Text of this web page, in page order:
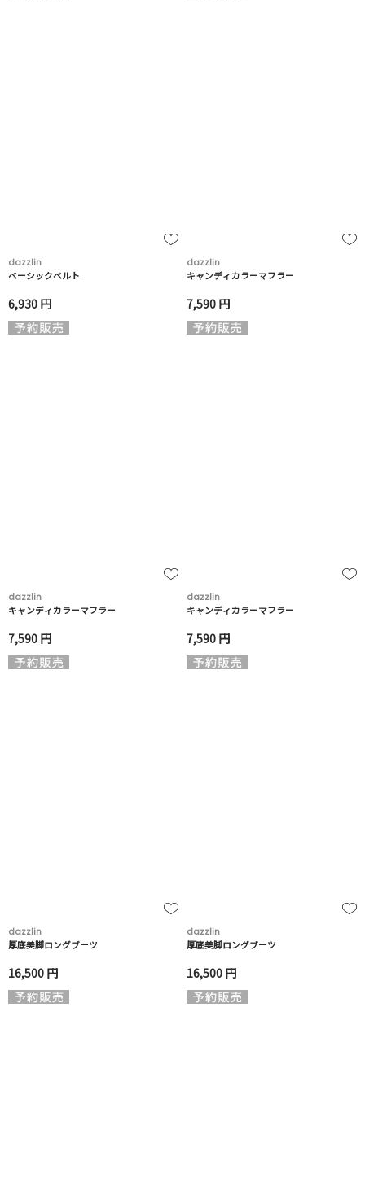
dazzlin
ベーシックベルト
6,930 円
dazzlin
キャンディカラーマフラー
7,590 円
dazzlin
キャンディカラーマフラー
7,590 円
dazzlin
キャンディカラーマフラー
7,590 円
dazzlin
厚底美脚ロングブーツ
16,500 円
dazzlin
厚底美脚ロングブーツ
16,500 円